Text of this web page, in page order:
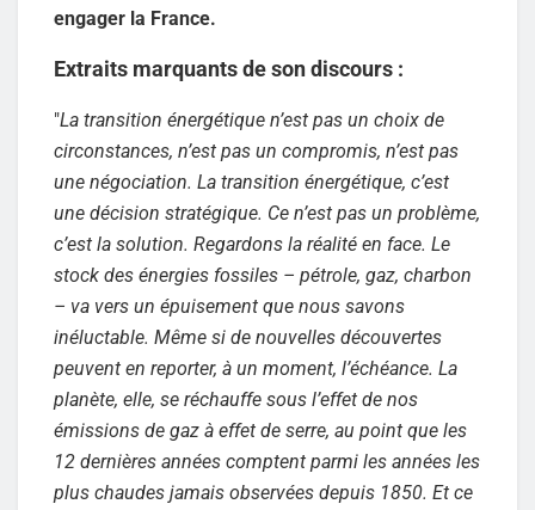
engager la France.
Extraits marquants de son discours :
"La transition énergétique n’est pas un choix de
circonstances, n’est pas un compromis, n’est pas
une négociation. La transition énergétique, c’est
une décision stratégique. Ce n’est pas un problème,
c’est la solution. Regardons la réalité en face. Le
stock des énergies fossiles – pétrole, gaz, charbon
– va vers un épuisement que nous savons
inéluctable. Même si de nouvelles découvertes
peuvent en reporter, à un moment, l’échéance. La
planète, elle, se réchauffe sous l’effet de nos
émissions de gaz à effet de serre, au point que les
12 dernières années comptent parmi les années les
plus chaudes jamais observées depuis 1850. Et ce